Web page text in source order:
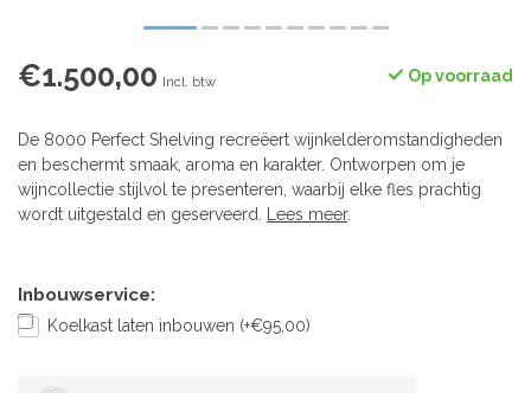
€1.500,00 Incl. btw Op voorraad
De 8000 Perfect Shelving recreëert wijnkelderomstandigheden
en beschermt smaak, aroma en karakter. Ontworpen om je
wijncollectie stijlvol te presenteren, waarbij elke fles prachtig
wordt uitgestald en geserveerd. Lees meer.
Inbouwservice:
Koelkast laten inbouwen (+€95,00)